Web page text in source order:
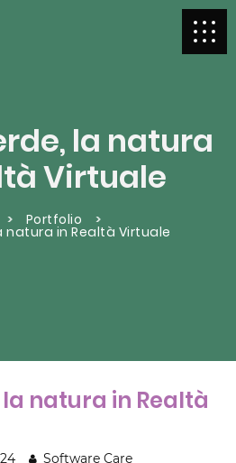
la natura
Virtuale
Portfolio
natura in Realtà Virtuale
natura in Realtà
Software Care